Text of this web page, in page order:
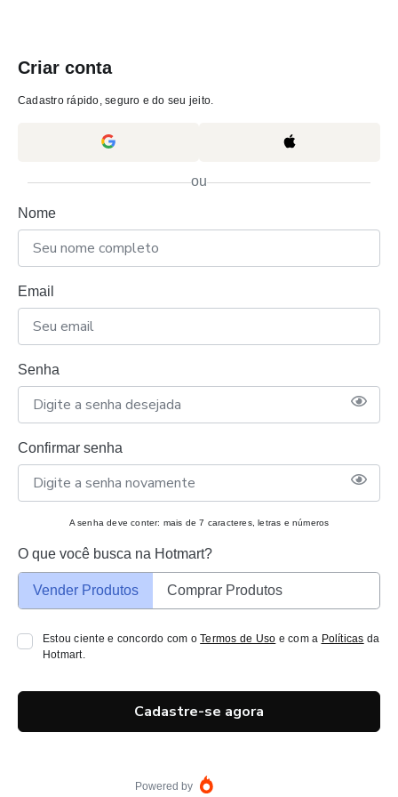
Criar conta
Cadastro rápido, seguro e do seu jeito.
ou
Nome
Email
Senha
Confirmar senha
A senha deve conter: mais de 7 caracteres, letras e números
O que você busca na Hotmart?
Vender Produtos Comprar Produtos
Estou ciente e concordo com oTermos de Uso e com a Políticas da
Hotmart.
Cadastre-se agora
Powered by